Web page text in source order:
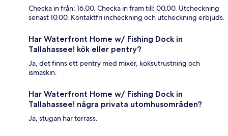
Checka in från: 16.00. Checka in fram till: 00.00. Utcheckning
senast 10.00. Kontaktfri incheckning och utcheckning erbjuds.
Har Waterfront Home w/ Fishing Dock in
Tallahassee! kök eller pentry?
Ja, det finns ett pentry med mixer, köksutrustning och
ismaskin.
Har Waterfront Home w/ Fishing Dock in
Tallahassee! några privata utomhusområden?
Ja, stugan har terrass.